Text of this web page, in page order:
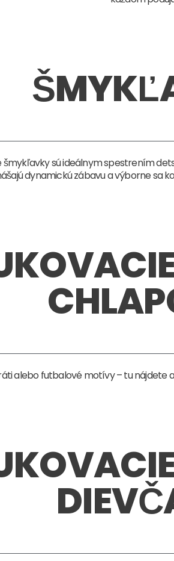
šmykľavky sú ideálnym spestrením
dynamickú zábavu a výborne sa
alebo futbalové motívy – tu nájdete